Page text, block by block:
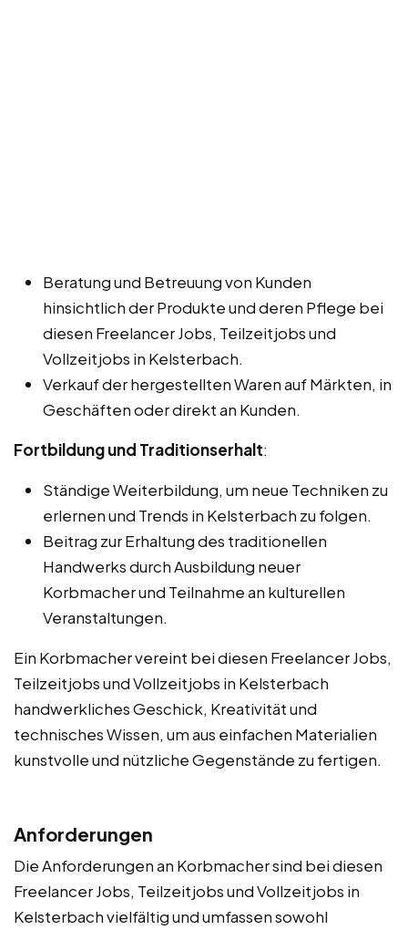
Beratung und Betreuung von Kunden
hinsichtlich der Produkte und deren Pflege bei
diesen Freelancer Jobs, Teilzeitjobs und
Vollzeitjobs in Kelsterbach.
Verkauf der hergestellten Waren auf Märkten, in
Geschäften oder direkt an Kunden.
Fortbildung und Traditionserhalt:
Ständige Weiterbildung, um neue Techniken zu
erlernen und Trends in Kelsterbach zu folgen.
Beitrag zur Erhaltung des traditionellen
Handwerks durch Ausbildung neuer
Korbmacher und Teilnahme an kulturellen
Veranstaltungen.
Ein Korbmacher vereint bei diesen Freelancer Jobs,
Teilzeitjobs und Vollzeitjobs in Kelsterbach
handwerkliches Geschick, Kreativität und
technisches Wissen, um aus einfachen Materialien
kunstvolle und nützliche Gegenstände zu fertigen.
Anforderungen
Die Anforderungen an Korbmacher sind bei diesen
Freelancer Jobs, Teilzeitjobs und Vollzeitjobs in
Kelsterbach vielfältig und umfassen sowohl